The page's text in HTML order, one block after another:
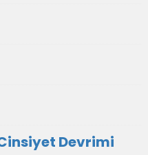
Devrimi